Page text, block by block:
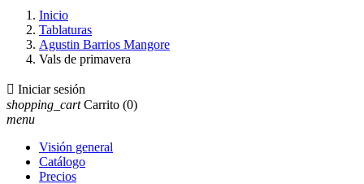
Inicio
Tablaturas
Agustin Barrios Mangore
Vals de primavera
 Iniciar sesión
shopping_cart Carrito (0)
menu
Visión general
Catálogo
Precios